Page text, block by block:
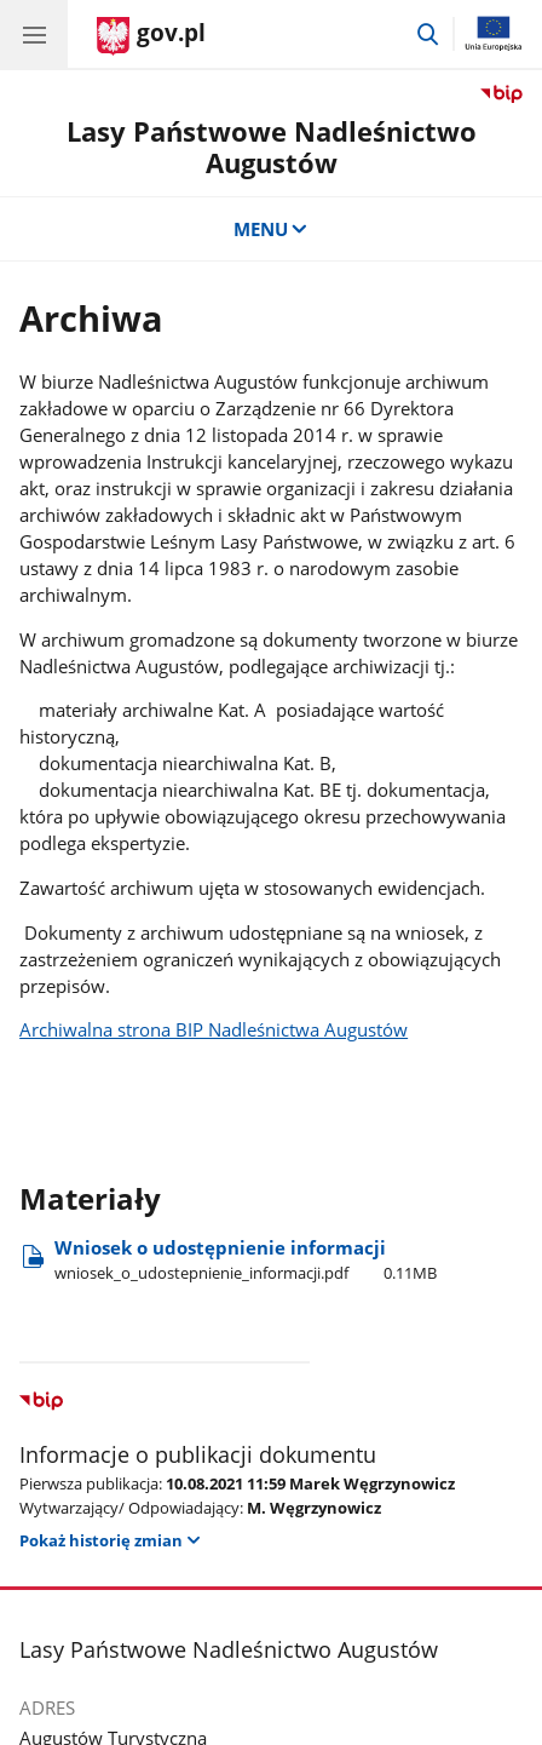
gov.pl
przejdź
Lasy Państwowe Nadleśnictwo
Augustów
MENU
Archiwa
W biurze Nadleśnictwa Augustów funkcjonuje archiwum
zakładowe w oparciu o Zarządzenie nr 66 Dyrektora
Generalnego z dnia 12 listopada 2014 r. w sprawie
wprowadzenia Instrukcji kancelaryjnej, rzeczowego wykazu
akt, oraz instrukcji w sprawie organizacji i zakresu działania
archiwów zakładowych i składnic akt w Państwowym
Gospodarstwie Leśnym Lasy Państwowe, w związku z art. 6
ustawy z dnia 14 lipca 1983 r. o narodowym zasobie
archiwalnym.
W archiwum gromadzone są dokumenty tworzone w biurze
Nadleśnictwa Augustów, podlegające archiwizacji tj.:
materiały archiwalne Kat. A posiadające wartość
historyczną,
dokumentacja niearchiwalna Kat. B,
dokumentacja niearchiwalna Kat. BE tj. dokumentacja,
która po upływie obowiązującego okresu przechowywania
podlega ekspertyzie.
Zawartość archiwum ujęta w stosowanych ewidencjach.
Dokumenty z archiwum udostępniane są na wniosek, z
zastrzeżeniem ograniczeń wynikających z obowiązujących
przepisów.
Archiwalna strona BIP Nadleśnictwa Augustów
Materiały
Wniosek o udostępnienie informacji
wniosek​_o​_udostepnienie​_informacji.pdf 0.11MB
Informacje o publikacji dokumentu
Pierwsza publikacja: 10.08.2021 11:59 Marek Węgrzynowicz
Wytwarzający/ Odpowiadający: M. Węgrzynowicz
Pokaż historię zmian
stopka
Lasy Państwowe Nadleśnictwo Augustów
ADRES
Augustów Turystyczna